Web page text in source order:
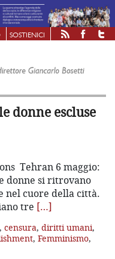
SOSTIENICI
donne escluse
Tehran 6 maggio:
donne si ritrovano
nel cuore della città.
tre […]
, censura, diritti umani,
, Femminismo,